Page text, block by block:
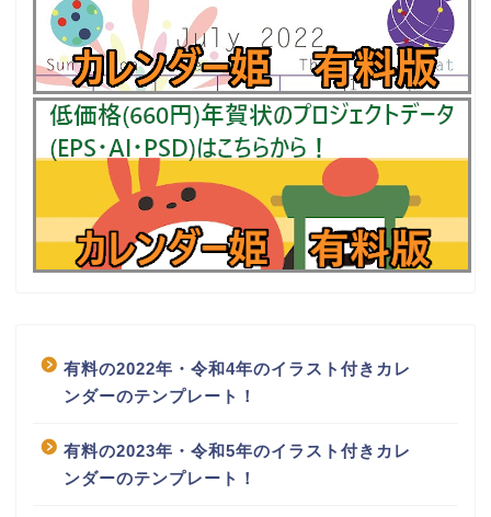
有料の2022年・令和4年のイラスト付きカレ
ンダーのテンプレート！
有料の2023年・令和5年のイラスト付きカレ
ンダーのテンプレート！